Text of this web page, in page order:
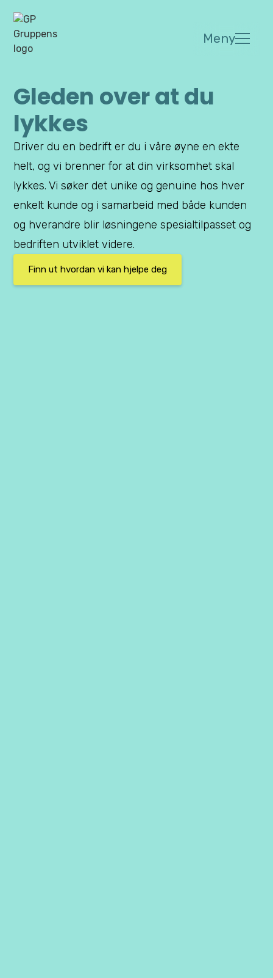
Meny
Gleden over at du
lykkes
Driver du en bedrift er du i våre øyne en ekte
helt, og vi brenner for at din virksomhet skal
lykkes. Vi søker det unike og genuine hos hver
enkelt kunde og i samarbeid med både kunden
og hverandre blir løsningene spesialtilpasset og
bedriften utviklet videre.
Finn ut hvordan vi kan hjelpe deg